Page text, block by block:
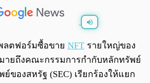
0:00 0:00
ลตฟอร์มซื้อขาย NFT รายใหญ่ของ
ายถึงคณะกรรมการกำกับหลักทรัพย์
ของสหรัฐ (SEC) เรียกร้องให้แยก